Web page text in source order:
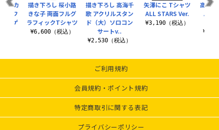
描き下ろし 高海千
歌 アクリルスタン
ド（大）ソロコン
サートv..
¥2,530（税込）
矢澤にこ Tシャツ
ALL STARS Ver.
¥3,190（税込）
高咲
パス
ルカ
オフ
ドゲ
描き下ろし 桜小路
きな子 両面フルグ
ラフィックTシャツ
¥6,600（税込）
ご利用規約
会員規約・ポイント規約
特定商取引に関する表記
プライバシーポリシー